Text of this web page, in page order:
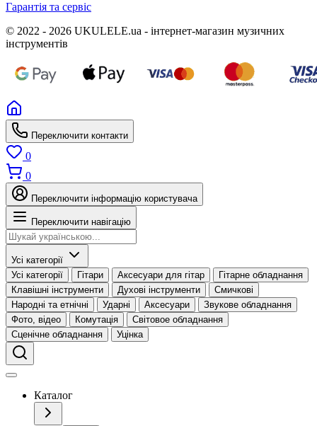
Гарантія та сервіс
© 2022 - 2026 UKULELE.ua - інтернет-магазин музичних
інструментів
Переключити контакти
0
0
Переключити інформацію користувача
Переключити навігацію
Усі категорії
Усі категорії
Гітари Аксесуари для гітар
Гітарне обладнання
Клавішні інструменти
Духові інструменти
Смичкові
Народні та етнічні
Ударні Аксесуари
Звукове обладнання
Фото, відео
Комутація
Світовое обладнання
Сценічне обладнання
Уцінка
Каталог